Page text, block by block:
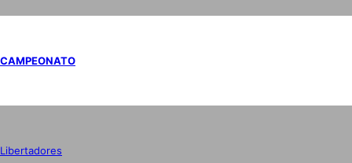
CAMPEONATO
Libertadores